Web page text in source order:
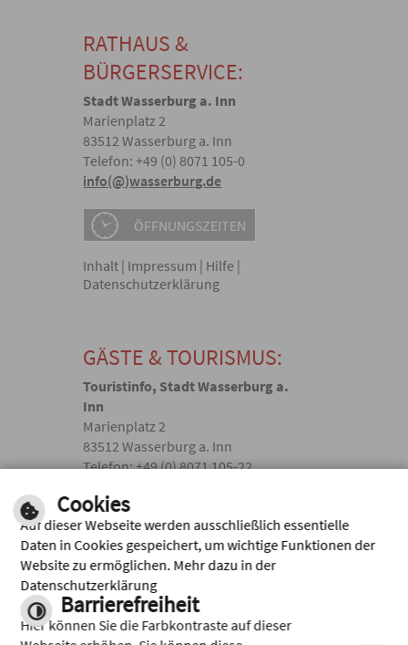
RATHAUS &
BÜRGERSERVICE:
Stadt Wasserburg a. Inn
Marienplatz 2
83512 Wasserburg a. Inn
Telefon: +49 (0) 8071 105-0
info(@)wasserburg.de
ÖFFNUNGSZEITEN
Inhalt | Impressum | Hilfe |
Datenschutzerklärung
GÄSTE & TOURISMUS:
Touristinfo, Stadt Wasserburg a.
Inn
Marienplatz 2
83512 Wasserburg a. Inn
Telefon: +49 (0) 8071 105-22
Facebook
Instagram
Cookies
Auf dieser Webseite werden ausschließlich essentielle
Daten in Cookies gespeichert, um wichtige Funktionen der
Website zu ermöglichen. Mehr dazu in der
Datenschutzerklärung
Barrierefreiheit
Hier können Sie die Farbkontraste auf dieser